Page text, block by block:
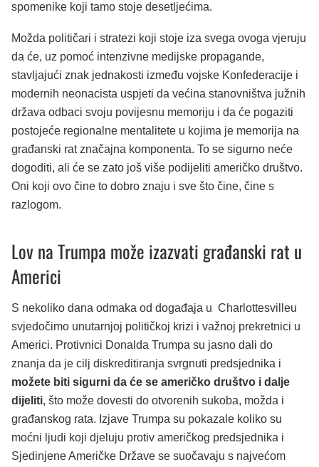
spomenike koji tamo stoje desetljećima.
Možda političari i stratezi koji stoje iza svega ovoga vjeruju
da će, uz pomoć intenzivne medijske propagande,
stavljajući znak jednakosti između vojske Konfederacije i
modernih neonacista uspjeti da većina stanovništva južnih
država odbaci svoju povijesnu memoriju i da će pogaziti
postojeće regionalne mentalitete u kojima je memorija na
građanski rat značajna komponenta. To se sigurno neće
dogoditi, ali će se zato još više podijeliti američko društvo.
Oni koji ovo čine to dobro znaju i sve što čine, čine s
razlogom.
Lov na Trumpa može izazvati građanski rat u
Americi
S nekoliko dana odmaka od događaja u Charlottesvilleu
svjedočimo unutarnjoj političkoj krizi i važnoj prekretnici u
Americi. Protivnici Donalda Trumpa su jasno dali do
znanja da je cilj diskreditiranja svrgnuti predsjednika i
možete biti sigurni da će se američko društvo i dalje
dijeliti, što može dovesti do otvorenih sukoba, možda i
građanskog rata. Izjave Trumpa su pokazale koliko su
moćni ljudi koji djeluju protiv američkog predsjednika i
Sjedinjene Američke Države se suočavaju s najvećom